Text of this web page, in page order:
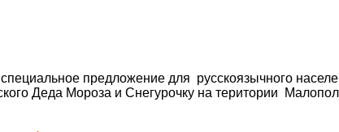
предложение для русскоязычного
Деда Мороза и Снегурочку на територии